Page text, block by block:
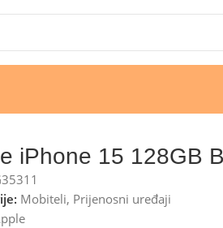
iPhone 15 128GB
Mobiteli, Prijenosni uređaji